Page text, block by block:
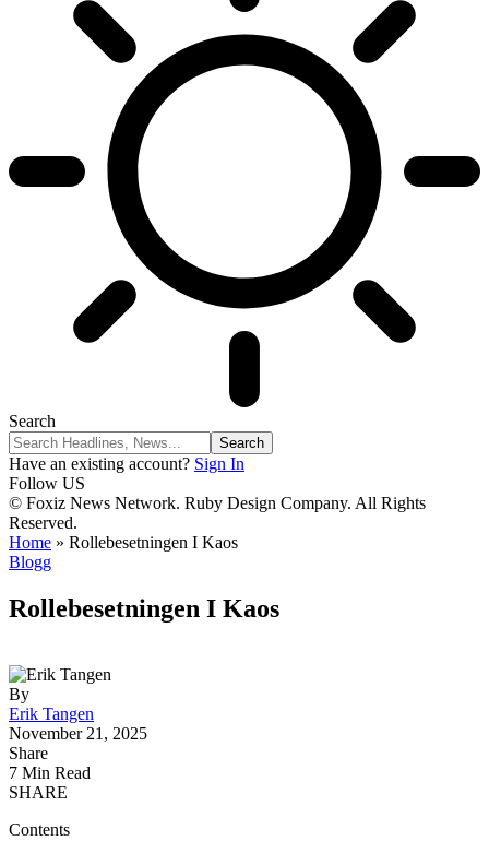
Search
Have an existing account? Sign In
Follow US
© Foxiz News Network. Ruby Design Company. All Rights
Reserved.
Home » Rollebesetningen I Kaos
Blogg
Rollebesetningen I Kaos
By
Erik Tangen
November 21, 2025
Share
7 Min Read
SHARE
Contents